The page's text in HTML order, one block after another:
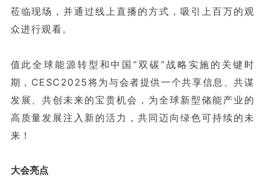
莅临现场，并通过线上直播的方式，吸引上百万的观
众进行观看。
值此全球能源转型和中国“双碳”战略实施的关键时
期，CESC2025将为与会者提供一个共享信息、共谋
发展、共创未来的宝贵机会，为全球新型储能产业的
高质量发展注入新的活力，共同迈向绿色可持续的未
来！
大会亮点